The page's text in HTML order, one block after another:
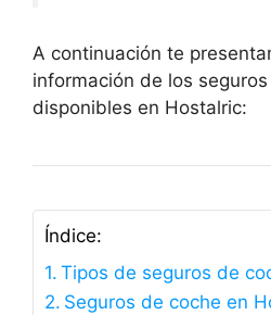
A continuación te
información de los
disponibles en Hostalric:
Índice:
Tipos de seguros de
Seguros de coche en